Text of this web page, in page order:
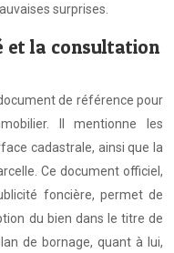
surprises.
et la consultation
de référence pour
Il mentionne les
cadastrale, ainsi que la
Ce document officiel,
foncière, permet de
du bien dans le titre de
de bornage, quant à lui,